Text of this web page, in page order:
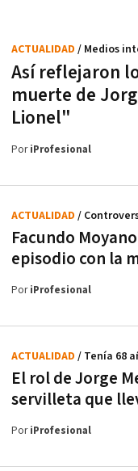
Así reflejaron
muerte de
Lionel"
ACTUALIDAD / Medios
PoriProfesional
Facundo
episodio con la
ACTUALIDAD /
PoriProfesional
El rol de Jorge
servilleta que
ACTUALIDAD / Tenía 68
PoriProfesional